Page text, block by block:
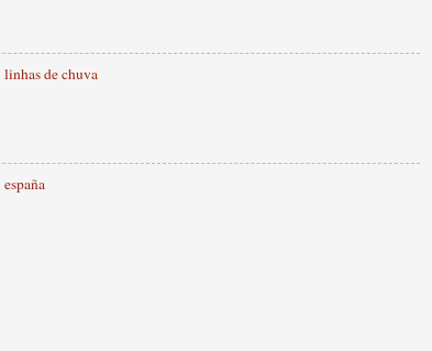
linhas de chuva
españa